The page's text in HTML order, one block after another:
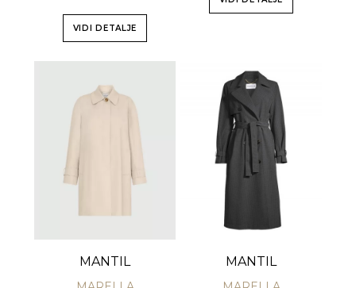
VIDI DETALJE
MANTIL MANTIL